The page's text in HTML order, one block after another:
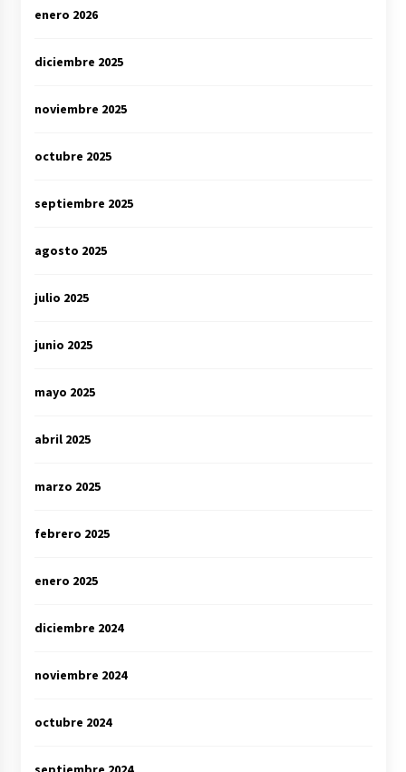
enero 2026
diciembre 2025
noviembre 2025
octubre 2025
septiembre 2025
agosto 2025
julio 2025
junio 2025
mayo 2025
abril 2025
marzo 2025
febrero 2025
enero 2025
diciembre 2024
noviembre 2024
octubre 2024